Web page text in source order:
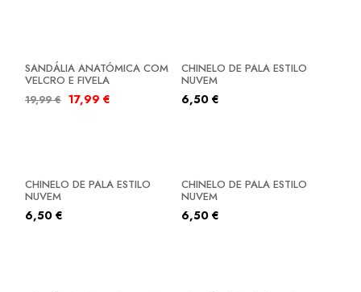
SANDÁLIA ANATÓMICA COM
VELCRO E FIVELA
19,99€ 17,99 €
CHINELO DE PALA ESTILO
NUVEM
6,50 €
CHINELO DE PALA ESTILO
NUVEM
6,50 €
CHINELO DE PALA ESTILO
NUVEM
6,50 €